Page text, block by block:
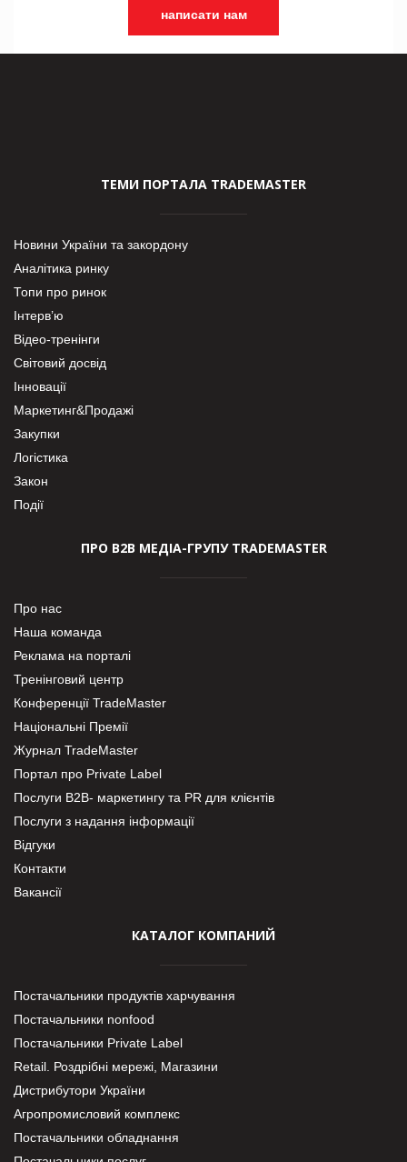
написати нам
ТЕМИ ПОРТАЛА TRADEMASTER
Новини України та закордону
Аналітика ринку
Топи про ринок
Інтерв’ю
Відео-тренінги
Світовий досвід
Інновації
Маркетинг&Продажі
Закупки
Логістика
Закон
Події
ПРО В2В МЕДІА-ГРУПУ TRADEMASTER
Про нас
Наша команда
Реклама на порталі
Тренінговий центр
Конференції TradeMaster
Національні Премії
Журнал TradeMaster
Портал про Private Label
Послуги В2В- маркетингу та PR для клієнтів
Послуги з надання інформації
Відгуки
Контакти
Вакансії
КАТАЛОГ КОМПАНИЙ
Постачальники продуктів харчування
Постачальники nonfood
Постачальники Private Label
Retail. Роздрібні мережі, Магазини
Дистрибутори України
Агропромисловий комплекс
Постачальники обладнання